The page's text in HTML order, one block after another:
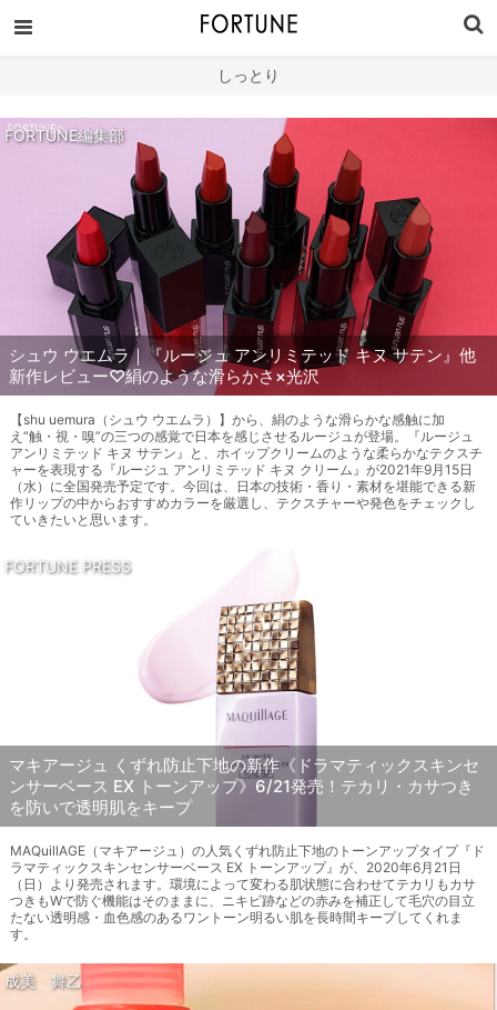
しっとり
FORTUNE編集部
シュウ ウエムラ｜『ルージュ アンリミテッド キヌ サテン』他
新作レビュー♡絹のような滑らかさ×光沢
【shu uemura（シュウ ウエムラ）】から、絹のような滑らかな感触に加
え“触・視・嗅”の三つの感覚で日本を感じさせるルージュが登場。『ルージュ
アンリミテッド キヌ サテン』と、ホイップクリームのような柔らかなテクスチ
ャーを表現する『ルージュ アンリミテッド キヌ クリーム』が2021年9月15日
（水）に全国発売予定です。今回は、日本の技術・香り・素材を堪能できる新
作リップの中からおすすめカラーを厳選し、テクスチャーや発色をチェックし
ていきたいと思います。
FORTUNE PRESS
マキアージュ くずれ防止下地の新作《ドラマティックスキンセ
ンサーベース EX トーンアップ》6/21発売！テカリ・カサつき
を防いで透明肌をキープ
MAQuillAGE（マキアージュ）の人気くずれ防止下地のトーンアップタイプ『ド
ラマティックスキンセンサーベース EX トーンアップ』が、2020年6月21日
（日）より発売されます。環境によって変わる肌状態に合わせてテカリもカサ
つきもWで防ぐ機能はそのままに、ニキビ跡などの赤みを補正して毛穴の目立
たない透明感・血色感のあるワントーン明るい肌を長時間キープしてくれま
す。
成美 舞乙